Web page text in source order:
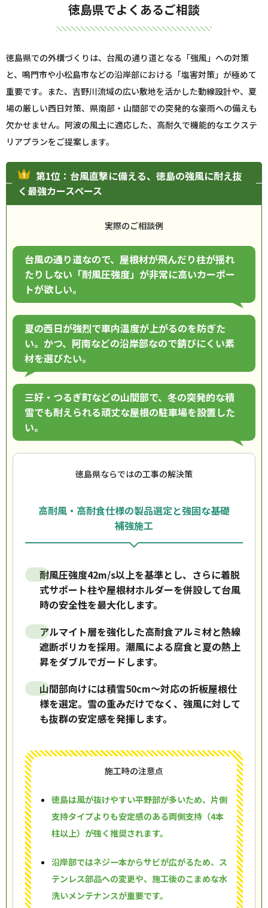
徳島県でよくあるご相談
徳島県での外構づくりは、台風の通り道となる「強風」への対策
と、鳴門市や小松島市などの沿岸部における「塩害対策」が極めて
重要です。また、吉野川流域の広い敷地を活かした動線設計や、夏
場の厳しい西日対策、県南部・山間部での突発的な豪雨への備えも
欠かせません。阿波の風土に適応した、高耐久で機能的なエクステ
リアプランをご提案します。
第1位：台風直撃に備える、徳島の強風に耐え抜
く最強カースペース
実際のご相談例
台風の通り道なので、屋根材が飛んだり柱が揺れ
たりしない「耐風圧強度」が非常に高いカーポー
トが欲しい。
夏の西日が強烈で車内温度が上がるのを防ぎた
い。かつ、阿南などの沿岸部なので錆びにくい素
材を選びたい。
三好・つるぎ町などの山間部で、冬の突発的な積
雪でも耐えられる頑丈な屋根の駐車場を設置した
い。
徳島県ならではの工事の解決策
高耐風・高耐食仕様の製品選定と強固な基礎
補強施工
耐風圧強度42m/s以上を基準とし、さらに着脱
式サポート柱や屋根材ホルダーを併設して台風
時の安全性を最大化します。
アルマイト層を強化した高耐食アルミ材と熱線
遮断ポリカを採用。潮風による腐食と夏の熱上
昇をダブルでガードします。
山間部向けには積雪50cm〜対応の折板屋根仕
様を選定。雪の重みだけでなく、強風に対して
も抜群の安定感を発揮します。
施工時の注意点
徳島は風が抜けやすい平野部が多いため、片側
支持タイプよりも安定感のある両側支持（4本
柱以上）が強く推奨されます。
沿岸部ではネジ一本からサビが広がるため、ス
テンレス部品への変更や、施工後のこまめな水
洗いメンテナンスが重要です。